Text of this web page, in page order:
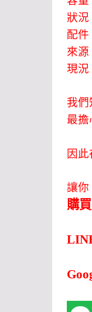
狀況
配件
來源
現況
我們
最擔
因
讓你
購